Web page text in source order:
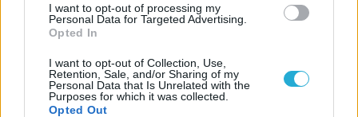
I want to opt-out of processing my
Personal Data for Targeted Advertising.
Opted In
I want to opt-out of Collection, Use,
Retention, Sale, and/or Sharing of my
Personal Data that Is Unrelated with the
Purposes for which it was collected.
Opted Out
ΑΣΠ Απόλλων - ΑΟ Ακρίτας 1-3 (19-25, 21-25, 25-23, 16-25)
Φιλαθλητικός Λαρισαϊκός - ΑΟ Θρίαμβος 3-1 (22-25, 25-15,
25-12, 25-16)